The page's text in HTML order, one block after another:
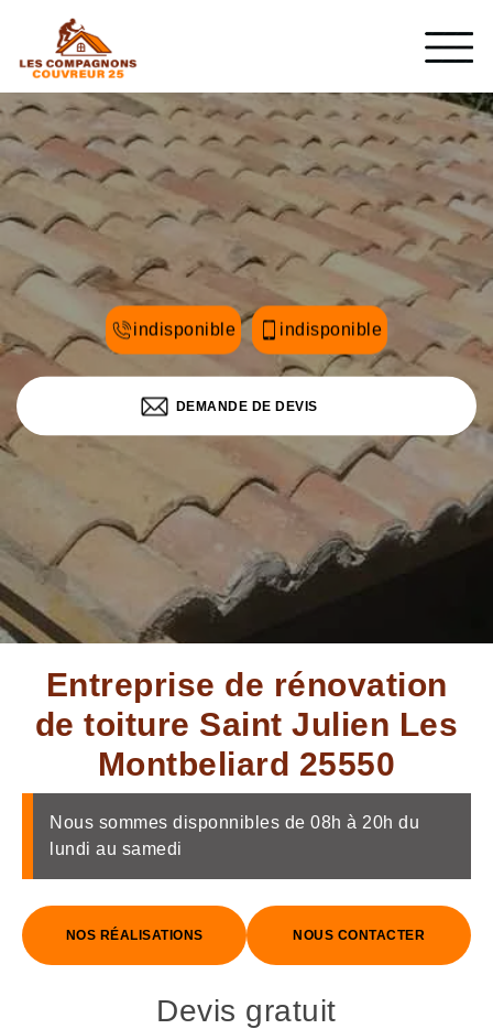
indisponible indisponible
DEMANDE DE DEVIS
Entreprise de rénovation
de toiture Saint Julien Les
Montbeliard 25550
Nous sommes disponnibles de 08h à 20h du
lundi au samedi
NOS RÉALISATIONS NOUS CONTACTER
Devis gratuit